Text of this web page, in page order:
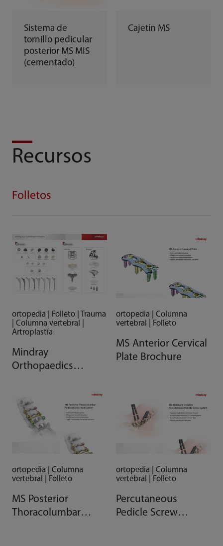
Sistema de
tornillo pedicular
posterior MS MIS
(cementado)
Cajetín MS
Recursos
Folletos
ortopedia | Folleto | Trauma
| Columna vertebral |
Artroplastía
Mindray
Orthopaedics
Solution Brochure
ortopedia | Columna
vertebral | Folleto
MS Anterior Cervical
Plate Brochure
ortopedia | Columna
vertebral | Folleto
MS Posterior
Thoracolumbar
ortopedia | Columna
vertebral | Folleto
Percutaneous
Pedicle Screw